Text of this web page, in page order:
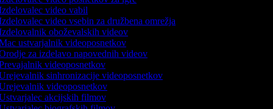
video vabil
video vsebin za družbena omrežja
oboževalskih videov
ustvarjalnik videoposnetkov
za izdelavo napovednih videov
videoposnetkov
sinhronizacije videoposnetkov
videoposnetkov
akcijskih filmov